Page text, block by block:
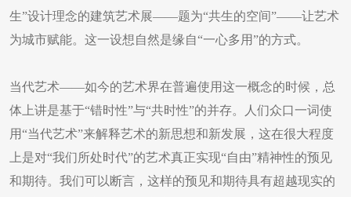
生”设计理念的建筑艺术展——题为“共生的空间”——让艺术
为城市赋能。这一设想自然是缘自“一心多用”的方式。
当代艺术——如今的艺术界在普遍使用这一概念的时候，总
体上讲是基于“错时性”与“共时性”的并存。人们众口一词使
用“当代艺术”来解释艺术的新思想和新发展，这在很大程度
上是对“我们所处时代”的艺术真正实现“自由”精神性的预见
和期待。我们可以断言，这样的预见和期待具有超越现实的